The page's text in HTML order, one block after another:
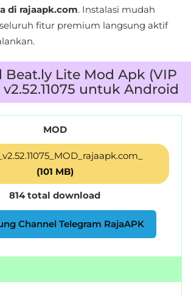
di rajaapk.com. Instalasi mudah
fitur premium langsung aktif
Beat.ly Lite Mod Apk (VIP
untuk Android
MOD
(101 MB)
814 total download
Channel Telegram RajaAPK